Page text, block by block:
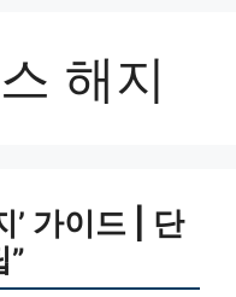
해지
’ 가이드 | 단
”